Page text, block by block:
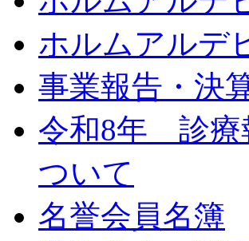
ホルムアルデ
事業報告・決
令和8年 診療
ついて
名誉会員名簿